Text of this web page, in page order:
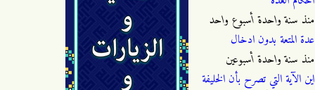
منذ سنة واحدة أسبوع واحد
عدة المتعة بدون ادخال
منذ سنة واحدة أسبوعين
اين الآية التي تصرح بأن الخليفة